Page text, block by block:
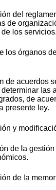
del
de
los
órganos
acuerdos
las
de
presente ley.
y
de la gestión
de la